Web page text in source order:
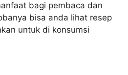
bagi pembaca dan
bisa anda lihat resep
untuk di konsumsi